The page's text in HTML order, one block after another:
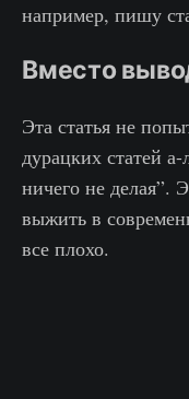
например, пишу
Вместо
Эта статья не
дурацких статей а-
ничего не делая”.
выжить в
все плохо.